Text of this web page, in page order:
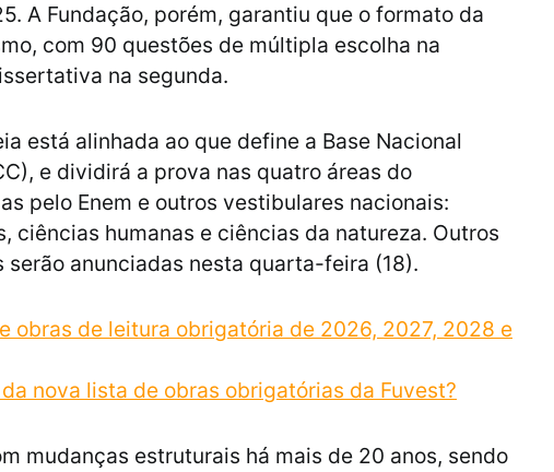
A Fundação, porém, garantiu que o formato da
com 90 questões de múltipla escolha na
na segunda.
está alinhada ao que define a Base Nacional
e dividirá a prova nas quatro áreas do
pelo Enem e outros vestibulares nacionais:
ciências humanas e ciências da natureza. Outros
serão anunciadas nesta quarta-feira (18).
obras de leitura obrigatória de 2026, 2027, 2028 e
nova lista de obras obrigatórias da Fuvest?
mudanças estruturais há mais de 20 anos, sendo